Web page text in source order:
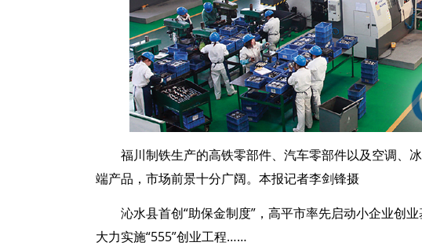
福川制铁生产的高铁零部件、汽车零部件以及空调、
端产品，市场前景十分广阔。本报记者李剑锋摄
沁水县首创“助保金制度”，高平市率先启动小企业创
大力实施“555”创业工程……